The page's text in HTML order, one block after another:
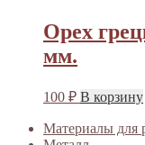
Орех
мм.
100 ₽ В корзину
Материалы для